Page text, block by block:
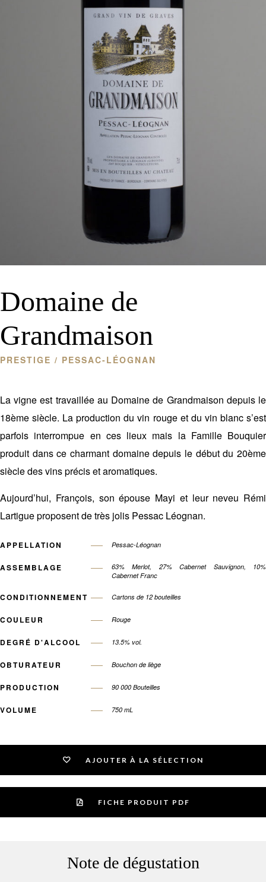
Domaine de
Grandmaison
PRESTIGE / PESSAC-LÉOGNAN
La vigne est travaillée au Domaine de Grandmaison depuis le
18èmesiècle. La production du vin rouge et du vin blanc s’est
parfois interrompue en ces lieux mais la Famille Bouquier
produit dans ce charmant domaine depuis le début du 20ème
siècle des vins précis et aromatiques.
Aujourd’hui, François, son épouse Mayi et leur neveu Rémi
Lartigue proposent de très jolis Pessac Léognan.
APPELLATION Pessac-Léognan
ASSEMBLAGE
63% Merlot, 27% Cabernet Sauvignon, 10%
Cabernet Franc
CONDITIONNEMENT Cartons de 12 bouteilles
COULEUR Rouge
DEGRÉ D'ALCOOL 13.5% vol.
OBTURATEUR Bouchon de liège
PRODUCTION 90 000 Bouteilles
VOLUME 750 mL
AJOUTER À LA SÉLECTION
FICHE PRODUIT PDF
Note de dégustation